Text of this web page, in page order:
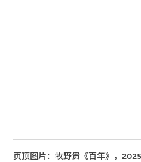
页顶图片：牧野贵《百年》，